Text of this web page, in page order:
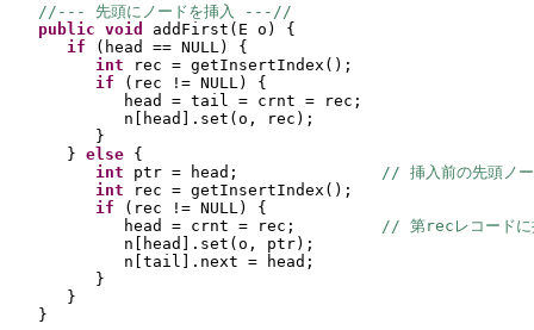
//--- 先頭にノードを挿入 ---//
public void addFirst ( E o ) {
if
( head == NULL ) {
int
rec = getInsertIndex () ;
if
( rec != NULL ) {
head = tail = crnt = rec;
n
head .set ( o, rec ) ;
}
} else {
int ptr = head;
// 挿入前の先頭ノ
int
rec = getInsertIndex () ;
if
( rec != NULL ) {
head = crnt = rec;
// 第recレコードに
n
head .set ( o, ptr) ;
n tail
.next = head;
}
}
}